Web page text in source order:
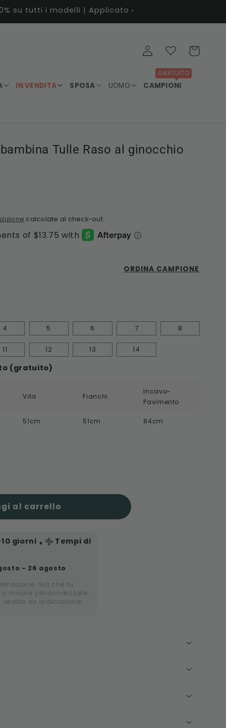
IN VENDITA SPOSA UOMO CAMPIONI
GRATUITO
Accedi Wishlist Carrello
Tulle Raso al ginocchio
calcolate al check-out.
ORDINA CAMPIONE
4 5 6 7 8
11 12 13 14
(gratuito)
Vita Fianchi
Incavo-
Pavimento
51cm 51cm 84cm
al carrello
giorni + Tempi di
- 26 agosto
Sia che tu
misure personalizzate,
su ordinazione.